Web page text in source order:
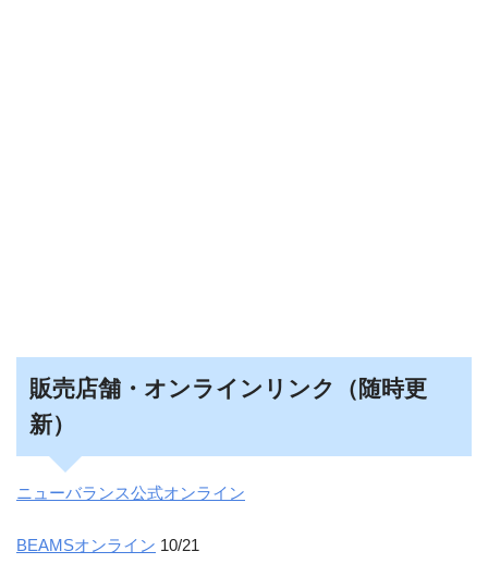
販売店舗・オンラインリンク（随時更
新）
ニューバランス公式オンライン
BEAMSオンライン 10/21